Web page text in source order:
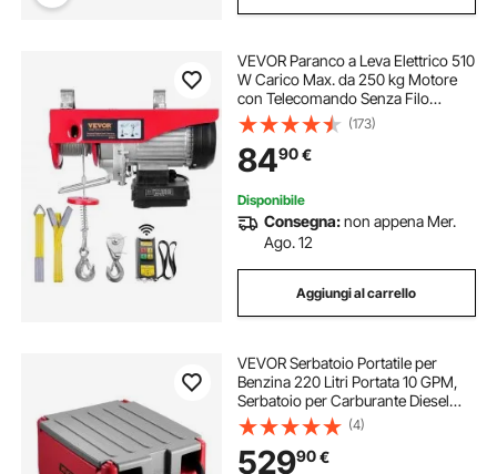
VEVOR Paranco a Leva Elettrico 510
W Carico Max. da 250 kg Motore
con Telecomando Senza Filo
Distanza da 10m, Paranco Elettrico
a Leva per Sollevamento Carico
Velocità 10 m/min Altezza 12m
(173)
8490€
Disponibile
Consegna:non appena Mer.
Ago. 12
Aggiungi al carrello
VEVOR Serbatoio Portatile per
Benzina 220 Litri Portata 10 GPM,
Serbatoio per Carburante Diesel
con Pompa di Trasferimento
Elettrica 102W, Tubo Flessibile,
Trasporto del Carburante, Rosso
(4)
52990€